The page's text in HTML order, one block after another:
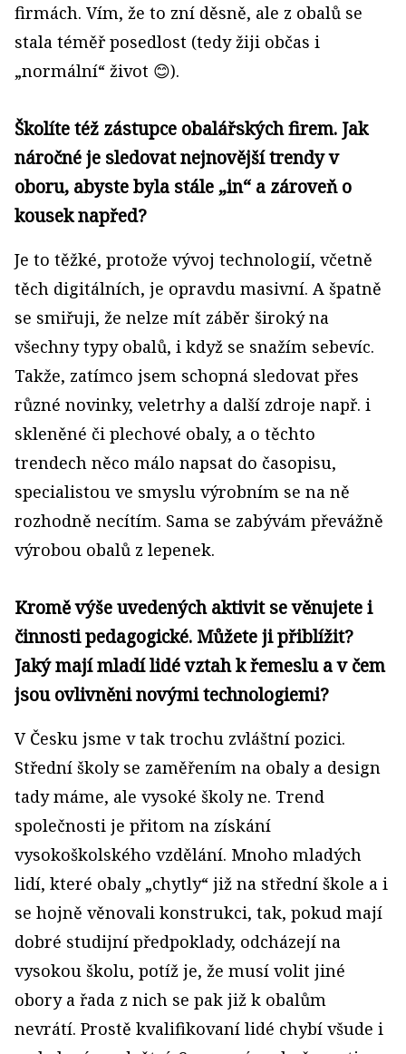
firmách. Vím, že to zní děsně, ale z obalů se
stala téměř posedlost (tedy žiji občas i
„normální“ život 😊).
Školíte též zástupce obalářských firem. Jak
náročné je sledovat nejnovější trendy v
oboru, abyste byla stále „in“ a zároveň o
kousek napřed?
Je to těžké, protože vývoj technologií, včetně
těch digitálních, je opravdu masivní. A špatně
se smiřuji, že nelze mít záběr široký na
všechny typy obalů, i když se snažím sebevíc.
Takže, zatímco jsem schopná sledovat přes
různé novinky, veletrhy a další zdroje např. i
skleněné či plechové obaly, a o těchto
trendech něco málo napsat do časopisu,
specialistou ve smyslu výrobním se na ně
rozhodně necítím. Sama se zabývám převážně
výrobou obalů z lepenek.
Kromě výše uvedených aktivit se věnujete i
činnosti pedagogické. Můžete ji přiblížit?
Jaký mají mladí lidé vztah k řemeslu a v čem
jsou ovlivněni novými technologiemi?
V Česku jsme v tak trochu zvláštní pozici.
Střední školy se zaměřením na obaly a design
tady máme, ale vysoké školy ne. Trend
společnosti je přitom na získání
vysokoškolského vzdělání. Mnoho mladých
lidí, které obaly „chytly“ již na střední škole a i
se hojně věnovali konstrukci, tak, pokud mají
dobré studijní předpoklady, odcházejí na
vysokou školu, potíž je, že musí volit jiné
obory a řada z nich se pak již k obalům
nevrátí. Prostě kvalifikovaní lidé chybí všude i